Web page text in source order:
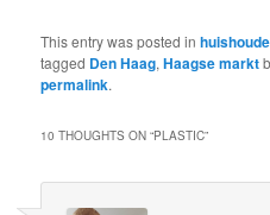
This entry was posted in
tagged Den Haag,Haagse markt
permalink.
10 THOUGHTS ON “PLASTIC”